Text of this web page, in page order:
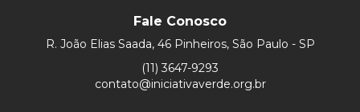
Fale Conosco
R. João Elias Saada, 46 Pinheiros, São Paulo - SP
(11) 3647-9293
contato@iniciativaverde.org.br